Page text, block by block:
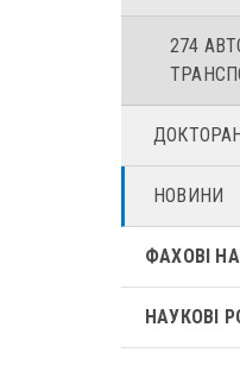
274
НОВИНИ
ФАХОВІ
НАУКОВІ